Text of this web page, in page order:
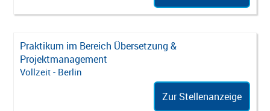
Praktikum im Bereich Übersetzung &
Projektmanagement
Vollzeit - Berlin
Zur Stellenanzeige